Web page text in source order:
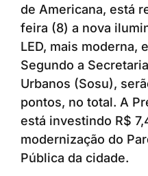
de Americana, está
feira (8) a nova
LED, mais moderna,
Segundo a
Urbanos (Sosu),
pontos, no total. A
está investindo R$
modernização do
Pública da cidade.